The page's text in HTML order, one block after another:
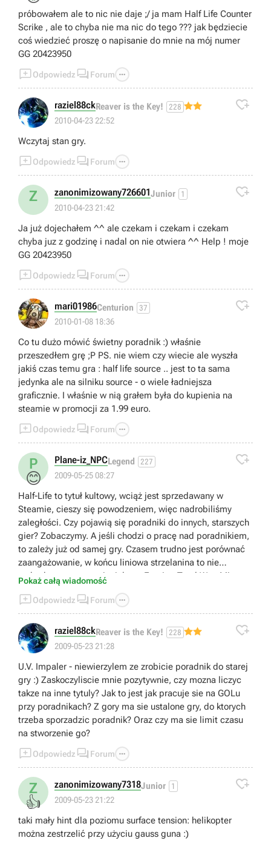
próbowałem ale to nic nie daje ;/ ja mam Half Life Counter
Scrike , ale to chyba nie ma nic do tego ??? jak będziecie
coś wiedzieć proszę o napisanie do mnie na mój numer
GG 20423950
Odpowiedz  Forum 
raziel88ckReaver is the Key! 228
2010-04-23 22:52

Wczytaj stan gry.
Odpowiedz  Forum 
Z zanonimizowany726601Junior 1
2010-04-23 21:42

Ja już dojechałem ^^ ale czekam i czekam i czekam
chyba juz z godzinę i nadal on nie otwiera ^^ Help ! moje
GG 20423950
Odpowiedz  Forum 
mari01986Centurion 37
2010-01-08 18:36

Co tu dużo mówić świetny poradnik :) właśnie
przeszedłem grę ;P PS. nie wiem czy wiecie ale wyszła
jakiś czas temu gra : half life source .. jest to ta sama
jedynka ale na silniku source - o wiele ładniejsza
graficznie. I właśnie w nią grałem była do kupienia na
steamie w promocji za 1.99 euro.
Odpowiedz  Forum 
P
😊
Plane-iz_NPCLegend 227
2009-05-25 08:27

Half-Life to tytuł kultowy, wciąż jest sprzedawany w
Steamie, cieszy się powodzeniem, więc nadrobiliśmy
zaległości. Czy pojawią się poradniki do innych, starszych
gier? Zobaczymy. A jeśli chodzi o pracę nad poradnikiem,
to zależy już od samej gry. Czasem trudno jest porównać
zaangażowanie, w końcu liniowa strzelanina to nie
rozbudowana strategia, jak np. Empire: Total War. Mimo to
Half-Life jest grą cięższą do zrobienia od innych
strzelanin, zwłaszcza jeśli wziąć pod uwagę dzisiejsze
standardy. A dlaczego? Bo przede wszystkim jest
baaaardzo długa. :)
Pokaż całą wiadomość
Odpowiedz  Forum 
raziel88ckReaver is the Key! 228
2009-05-23 21:28

U.V. Impaler - niewierzylem ze zrobicie poradnik do starej
gry :) Zaskoczyliscie mnie pozytywnie, czy mozna liczyc
takze na inne tytuly? Jak to jest jak pracuje sie na GOLu
przy poradnikach? Z gory ma sie ustalone gry, do ktorych
trzeba sporzadzic poradnik? Oraz czy ma sie limit czasu
na stworzenie go?
Odpowiedz  Forum 
Z
👍
zanonimizowany7318Junior 1
2009-05-23 21:22

taki mały hint dla poziomu surface tension: helikopter
można zestrzelić przy użyciu gauss guna :)